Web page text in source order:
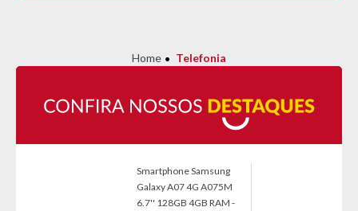
Telefonia
Smartphone Samsung
Galaxy A07 4G A075M
6.7'' 128GB 4GB RAM -